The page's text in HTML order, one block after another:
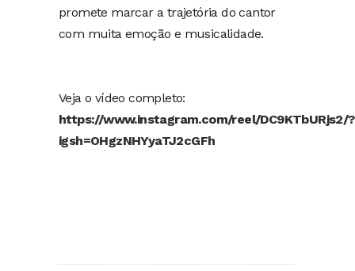
promete marcar a trajetória do cantor
com muita emoção e musicalidade.
Veja o vídeo completo:
https://www.instagram.com/reel/DC9KTbURjs2/?
igsh=OHgzNHYyaTJ2cGFh